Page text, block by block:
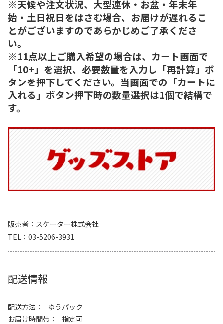
※天候や注文状況、大型連休・お盆・年末年
始・土日祝日をはさむ場合、お届けが遅れるこ
とがございますのであらかじめご了承くださ
い。
※11点以上ご購入希望の場合は、カート画面で
「10+」を選択、必要数量を入力し「再計算」ボ
タンを押下してください。当画面での「カートに
入れる」ボタン押下時の数量選択は1個で結構で
す。
販売者
スケーター株式会社
TEL
03-5206-3931
配送情報
配送方法
ゆうパック
お届け時間帯
指定可